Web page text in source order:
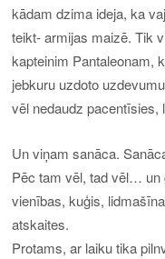
kādam dzima ideja, ka
teikt- armijas maizē. Tik
kapteinim Pantaleonam,
jebkuru uzdoto
vēl nedaudz pacentīsies,
Un viņam sanāca.
Pēc tam vēl, tad vēl… un
vienības, kuģis,
atskaites.
Protams, ar laiku tika